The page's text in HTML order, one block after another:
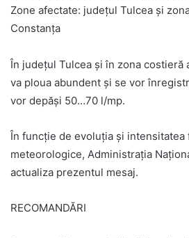
Zone afectate: județul Tulcea și
Constanța
În județul Tulcea și în zona costieră
va ploua abundent și se vor
vor depăși 50…70 l/mp.
În funcţie de evoluţia şi intensitatea
meteorologice, Administraţia
actualiza prezentul mesaj.
RECOMANDĂRI